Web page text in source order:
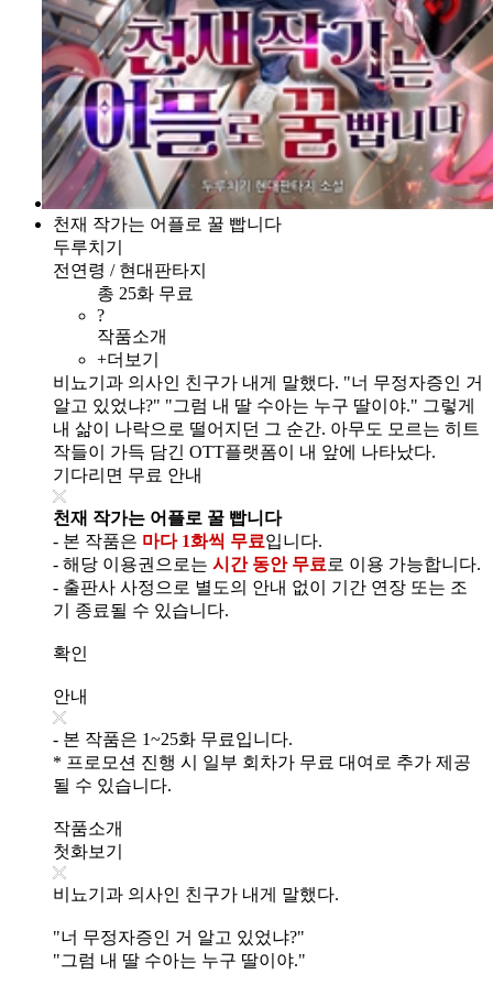
천재 작가는 어플로 꿀 빱니다
두루치기
전연령 / 현대판타지
총 25화 무료
?
작품소개
+더보기
비뇨기과 의사인 친구가 내게 말했다. "너 무정자증인 거
알고 있었냐?" "그럼 내 딸 수아는 누구 딸이야." 그렇게
내 삶이 나락으로 떨어지던 그 순간. 아무도 모르는 히트
작들이 가득 담긴 OTT플랫폼이 내 앞에 나타났다.
기다리면 무료 안내
천재 작가는 어플로 꿀 빱니다
- 본 작품은 마다 1화씩 무료입니다.
- 해당 이용권으로는 시간 동안 무료 로 이용 가능합니다.
- 출판사 사정으로 별도의 안내 없이 기간 연장 또는 조
기 종료될 수 있습니다.
확인
안내
- 본 작품은 1~25화 무료입니다.
* 프로모션 진행 시 일부 회차가 무료 대여로 추가 제공
될 수 있습니다.
작품소개
첫화보기
비뇨기과 의사인 친구가 내게 말했다.
"너 무정자증인 거 알고 있었냐?"
"그럼 내 딸 수아는 누구 딸이야."